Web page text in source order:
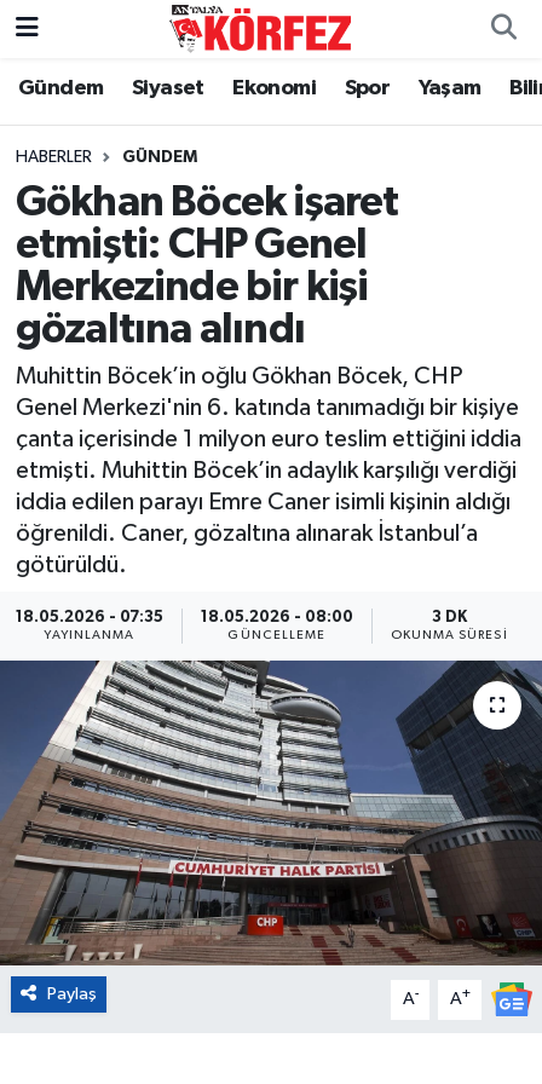
Gündem Siyaset Ekonomi Spor Yaşam
HABERLER GÜNDEM
Gökhan Böcek işaret
etmişti: CHP Genel
Merkezinde bir kişi
gözaltına alındı
Muhittin Böcek’in oğlu Gökhan Böcek, CHP
Genel Merkezi'nin 6. katında tanımadığı bir kişiye
çanta içerisinde 1 milyon euro teslim ettiğini iddia
etmişti. Muhittin Böcek’in adaylık karşılığı verdiği
iddia edilen parayı Emre Caner isimli kişinin aldığı
öğrenildi. Caner, gözaltına alınarak İstanbul’a
götürüldü.
18.05.2026 - 07:35
YAYINLANMA
18.05.2026 - 08:00
GÜNCELLEME
3 DK
OKUNMA SÜRESI
Paylaş A- A+
Gündem
Siyaset
Yerel Yönetim
Ekonomi
Spor
Yaşam
Asayiş
Dünya
Magazin
Turizm
Çevre
Kültür ve Sanat
Sivil Toplum
Tarım
Nöbetçi Eczaneler
Hava Durumu
Trafik Durumu
Süper Lig Puan Durumu ve Fikstür
Tüm Manşetler
Son Dakika Haberleri
Haber Arşivi